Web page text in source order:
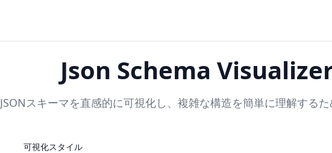
Json Schema
JSONスキーマを直感的に可視化し、複雑な構造を簡単に理解する
可視化スタイル